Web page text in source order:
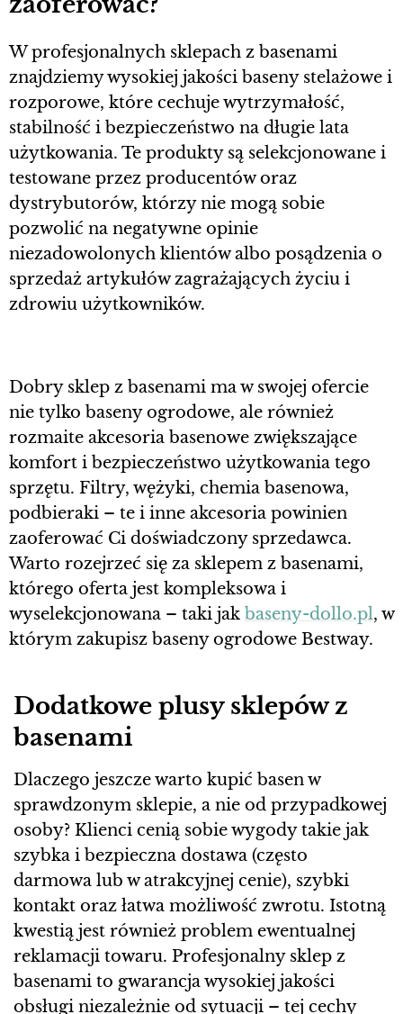
W profesjonalnych sklepach z basenami
znajdziemy wysokiej jakości baseny stelażowe i
rozporowe, które cechuje wytrzymałość,
stabilność i bezpieczeństwo na długie lata
użytkowania. Te produkty są selekcjonowane i
testowane przez producentów oraz
dystrybutorów, którzy nie mogą sobie
pozwolić na negatywne opinie
niezadowolonych klientów albo posądzenia o
sprzedaż artykułów zagrażających życiu i
zdrowiu użytkowników.
Dobry sklep z basenami ma w swojej ofercie
nie tylko baseny ogrodowe, ale również
rozmaite akcesoria basenowe zwiększające
komfort i bezpieczeństwo użytkowania tego
sprzętu. Filtry, wężyki, chemia basenowa,
podbieraki – te i inne akcesoria powinien
zaoferować Ci doświadczony sprzedawca.
Warto rozejrzeć się za sklepem z basenami,
którego oferta jest kompleksowa i
wyselekcjonowana – taki jak baseny-dollo.pl, w
którym zakupisz baseny ogrodowe Bestway.
Dodatkowe plusy sklepów z
basenami
Dlaczego jeszcze warto kupić basen w
sprawdzonym sklepie, a nie od przypadkowej
osoby? Klienci cenią sobie wygody takie jak
szybka i bezpieczna dostawa (często
darmowa lub w atrakcyjnej cenie), szybki
kontakt oraz łatwa możliwość zwrotu. Istotną
kwestią jest również problem ewentualnej
reklamacji towaru. Profesjonalny sklep z
basenami to gwarancja wysokiej jakości
obsługi niezależnie od sytuacji – tej cechy